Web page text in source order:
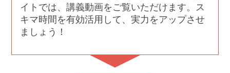
イトでは、講義動画をご覧いただけます。ス
キマ時間を有効活用して、実力をアップさせ
ましょう！